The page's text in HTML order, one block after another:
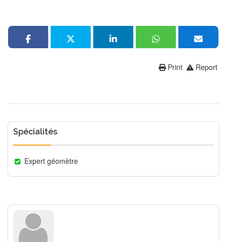
Report
Print
Spécialités
Expert géomètre